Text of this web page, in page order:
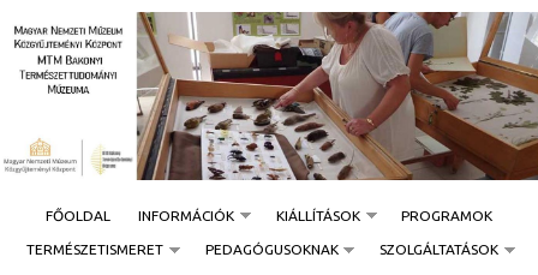
Jump to navigation
FŐOLDAL INFORMÁCIÓK KIÁLLÍTÁSOK PROGRAMOK
TERMÉSZETISMERET PEDAGÓGUSOKNAK SZOLGÁLTATÁSOK